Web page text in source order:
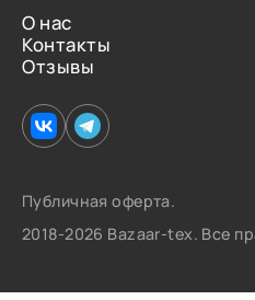
О нас
Контакты
Отзывы
Публичная оферта.
2018-2026 Bazaar-tex. Все